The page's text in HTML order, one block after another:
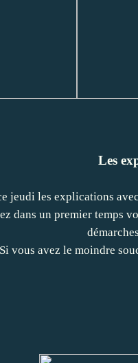
Les
jeudi les explications
dans un premier temps
Si vous avez le moindre